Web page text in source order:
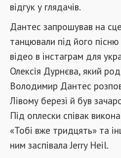
відгук у глядачів.
Дантес запрошував на
танцювали під його
відео в інстаграм для
Олексія Дурнєва, який
Володимир Дантес
Лівому березі й був
Під оплески співак
«Тобі вже тридцять» та
ним заспівала Jerry Heil.